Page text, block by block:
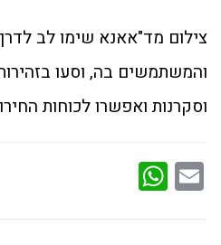
צילום מד"אאנא שימו לב
והמשתמשים בה, וסעו
וסקרנות ואפשרו לכוחות
Email